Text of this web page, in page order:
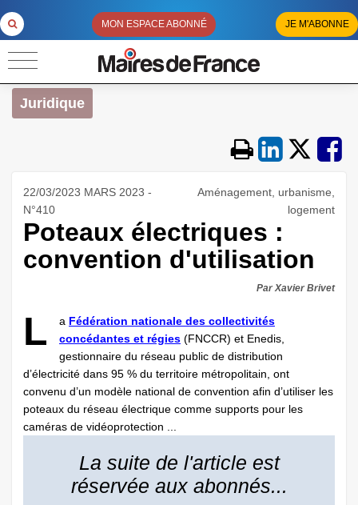
MON ESPACE ABONNÉ JE M'ABONNE
Juridique
22/03/2023 MARS 2023 -
N°410
Aménagement, urbanisme,
logement
Poteaux électriques :
convention d'utilisation
Par Xavier Brivet
L a Fédération nationale des collectivités
concédantes et régies (FNCCR) et Enedis,
gestionnaire du réseau public de distribution
d’électricité dans 95 % du territoire métropolitain, ont
convenu d’un modèle national de convention afin d’utiliser les
poteaux du réseau électrique comme supports pour les
caméras de vidéoprotection ...
La suite de l'article est
réservée aux abonnés...